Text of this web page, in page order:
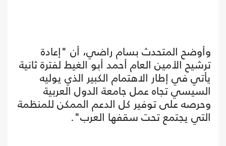
وأوضح المتحدث بسام راضي، أن "إعادة
ترشيح الأمين العام أحمد أبو الغيط لفترة ثانية
يأتي في إطار الاهتمام الكبير الذي يوليه
السيسي تجاه عمل جامعة الدول العربية
وحرصه على توفير كل الدعم الممكن للمنظمة
التي يجتمع تحت سقفها العرب".